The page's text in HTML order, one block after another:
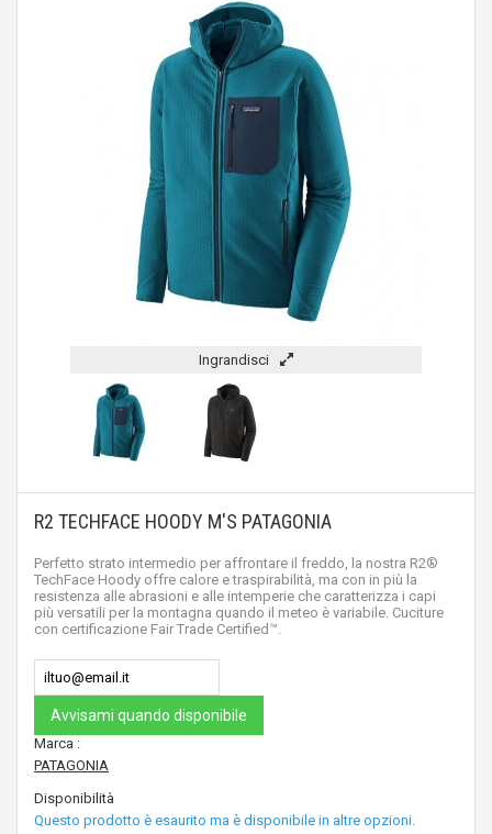
Ingrandisci
R2 TECHFACE HOODY M'S PATAGONIA
Perfetto strato intermedio per affrontare il freddo, la nostra R2®
TechFace Hoody offre calore e traspirabilità, ma con in più la
resistenza alle abrasioni e alle intemperie che caratterizza i capi
più versatili per la montagna quando il meteo è variabile. Cuciture
con certificazione Fair Trade Certified™.
Avvisami quando disponibile
Marca :
PATAGONIA
Disponibilità
Questo prodotto è esaurito ma è disponibile in altre opzioni.